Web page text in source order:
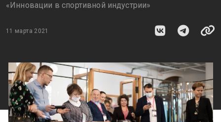
«Инновации в спортивной индустрии»
11 марта 2021